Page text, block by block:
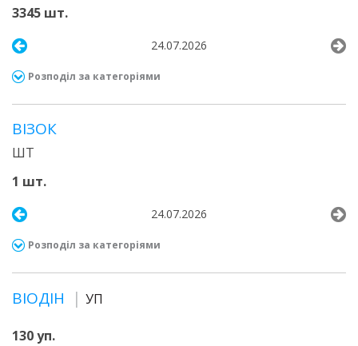
3345 шт.
24.07.2026
Розподіл за категоріями
ВІЗОК
ШТ
1 шт.
24.07.2026
Розподіл за категоріями
ВІОДІН УП
130 уп.